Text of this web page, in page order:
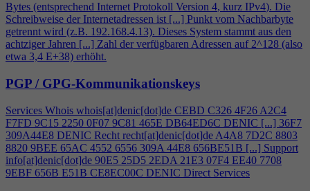
Bytes (entsprechend Internet Protokoll Version 4, kurz IPv4). Die
Schreibweise der Internetadressen ist [...] Punkt vom Nachbarbyte
getrennt wird (z.B. 192.168.4.13). Dieses System stammt aus den
achtziger Jahren [...] Zahl der verfügbaren Adressen auf 2^128 (also
etwa 3,4 E+38) erhöht.
PGP / GPG-Kommunikationskeys
Services Whois whois[at]denic[dot]de CEBD C326 4F26 A2C4
F7FD 9C15 2250 0F07 9C81 465E DB64ED6C DENIC [...] 36F7
309A44E8 DENIC Recht recht[at]denic[dot]de A4A8 7D2C 8803
8820 9BEE 65AC 4552 6556 309A 44E8 656BE51B [...] Support
info[at]denic[dot]de 90E5 25D5 2EDA 21E3 07F4 EE40 7708
9EBF 656B E51B CE8EC00C DENIC Direct Services